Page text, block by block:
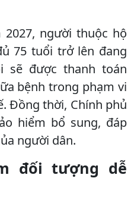
người thuộc hộ
75 tuổi trở lên đang
sẽ được thanh toán
bệnh trong phạm vi
Đồng thời, Chính phủ
hiểm bổ sung, đáp
người dân.
đối tượng dễ